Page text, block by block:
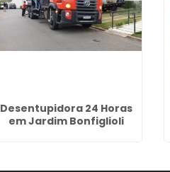
Desentupidora 24 Horas
em Jardim Bonfiglioli